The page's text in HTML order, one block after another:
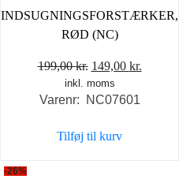
INDSUGNINGSFORSTÆRKER,
RØD (NC)
199,00kr. Den
oprindelige
pris
199,00 kr..
149,00 kr.Den
inkl. moms
Varenr: NC07601
Tilføj til kurv
-26%